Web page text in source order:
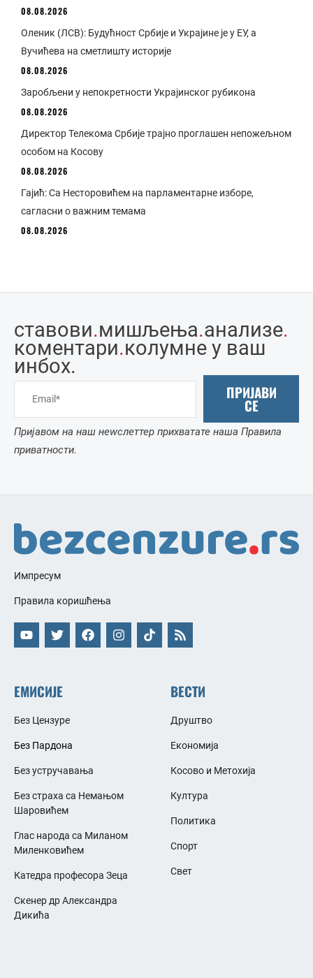
08.08.2026
Оленик (ЛСВ): Будућност Србије и Украјине је у ЕУ, а
Вучићева на сметлишту историје
08.08.2026
Заробљени у непокретности Украјинског рубикона
08.08.2026
Директор Телекома Србије трајно проглашен непожељном
особом на Косову
08.08.2026
Гајић: Са Несторовићем на парламентарне изборе,
сагласни о важним темама
08.08.2026
ставови.мишљења.анализе.
коментари.колумне у ваш
инбоx.
ПРИЈАВИ
СЕ
Пријавом на наш неwслеттер прихватате наша Правила
приватности.
Импресум
Правила коришћења
ЕМИСИЈЕ
Без Цензуре
Без Пардона
Без устручавања
Без страха са Немањом
Шаровићем
Глас народа са Миланом
Миленковићем
Катедра професора Зеца
Скенер др Александра
Дикића
ВЕСТИ
Друштво
Економија
Косово и Метохија
Култура
Политика
Спорт
Свет